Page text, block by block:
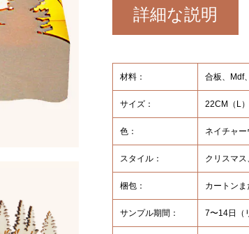
詳細な説明
材料： 合板、Mdf
サイズ： 22CM（L
色： ネイチャ
スタイル： クリスマ
梱包： カートンま
サンプル期間： 7〜14日（